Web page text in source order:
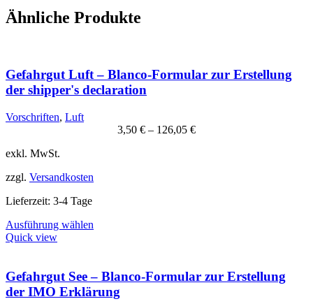
Ähnliche Produkte
Gefahrgut Luft – Blanco-Formular zur Erstellung
der shipper's declaration
Vorschriften, Luft
3,50 € – 126,05 €
exkl. MwSt.
zzgl. Versandkosten
Lieferzeit: 3-4 Tage
Ausführung wählen
Varianten
Die
Quick view
Gefahrgut See – Blanco-Formular zur Erstellung
der IMO Erklärung